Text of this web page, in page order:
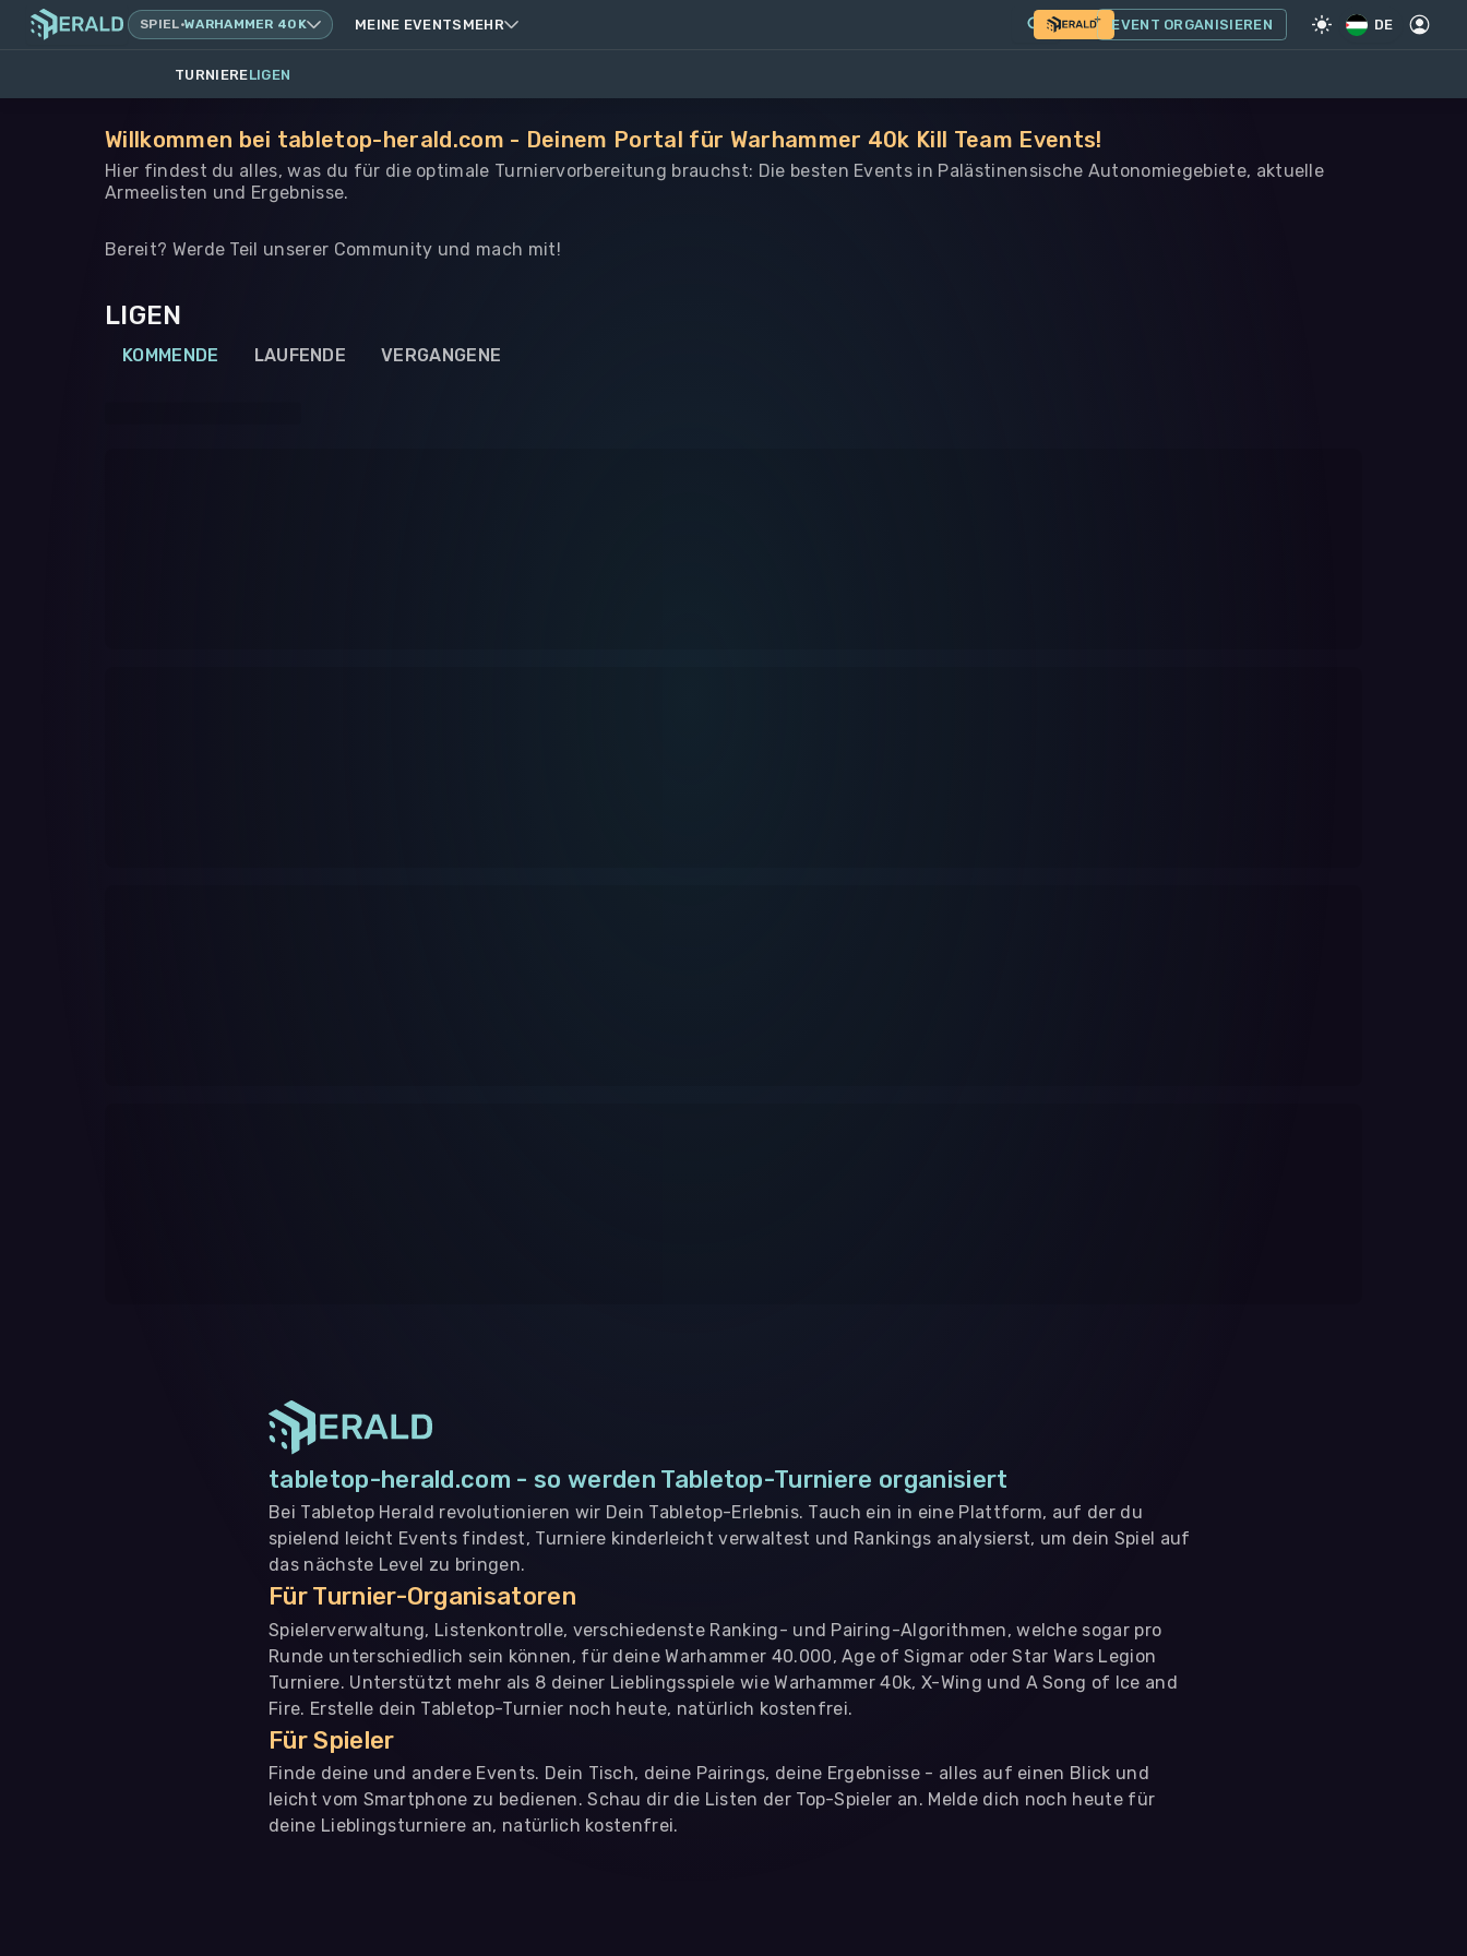
SPIEL·WARHAMMER 40K MEINE EVENTS MEHR EVENT ORGANISIEREN DE
TURNIERELIGEN
Willkommen bei tabletop-herald.com - Deinem Portal für Warhammer 40k Kill Team Events!
Hier findest du alles, was du für die optimale Turniervorbereitung brauchst: Die besten Events in Palästinensische Autonomiegebiete, aktuelle
Armeelisten und Ergebnisse.
Bereit? Werde Teil unserer Community und mach mit!
LIGEN
KOMMENDE LAUFENDE VERGANGENE
tabletop-herald.com - so werden Tabletop-Turniere organisiert
Bei Tabletop Herald revolutionieren wir Dein Tabletop-Erlebnis. Tauch ein in eine Plattform, auf der du
spielend leicht Events findest, Turniere kinderleicht verwaltest und Rankings analysierst, um dein Spiel auf
das nächste Level zu bringen.
Für Turnier-Organisatoren
Spielerverwaltung, Listenkontrolle, verschiedenste Ranking- und Pairing-Algorithmen, welche sogar pro
Runde unterschiedlich sein können, für deine Warhammer 40.000, Age of Sigmar oder Star Wars Legion
Turniere. Unterstützt mehr als 8 deiner Lieblingsspiele wie Warhammer 40k, X-Wing und A Song of Ice and
Fire. Erstelle dein Tabletop-Turnier noch heute, natürlich kostenfrei.
Für Spieler
Finde deine und andere Events. Dein Tisch, deine Pairings, deine Ergebnisse - alles auf einen Blick und
leicht vom Smartphone zu bedienen. Schau dir die Listen der Top-Spieler an. Melde dich noch heute für
deine Lieblingsturniere an, natürlich kostenfrei.